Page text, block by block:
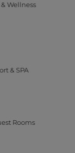
Wellness
& SPA
Rooms